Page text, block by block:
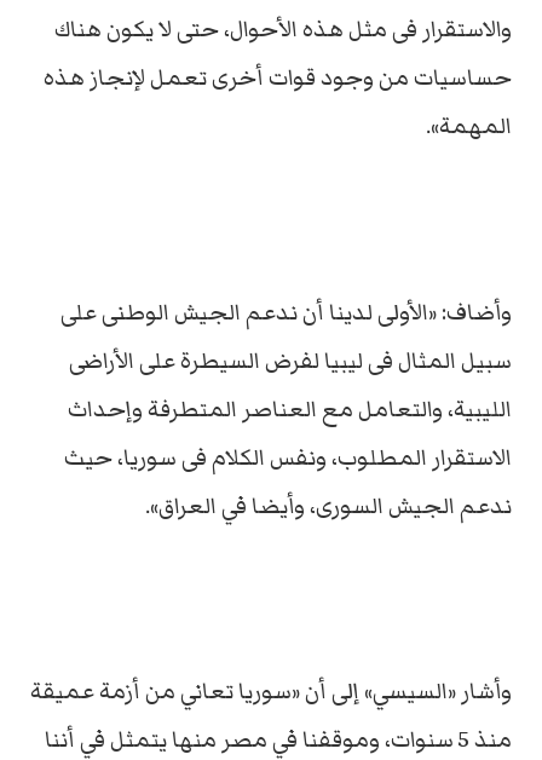
والاستقرار فى مثل هذه الأحوال، حتى لا يكون هناك
حساسيات من وجود قوات أخرى تعمل لإنجاز هذه
المهمة».
وأضاف: «الأولى لدينا أن ندعم الجيش الوطنى على
سبيل المثال فى ليبيا لفرض السيطرة على الأراضى
الليبية، والتعامل مع العناصر المتطرفة وإحداث
الاستقرار المطلوب، ونفس الكلام فى سوريا، حيث
ندعم الجيش السورى، وأيضا في العراق».
وأشار «السيسي» إلى أن «سوريا تعاني من أزمة عميقة
منذ 5 سنوات، وموقفنا في مصر منها يتمثل في أننا